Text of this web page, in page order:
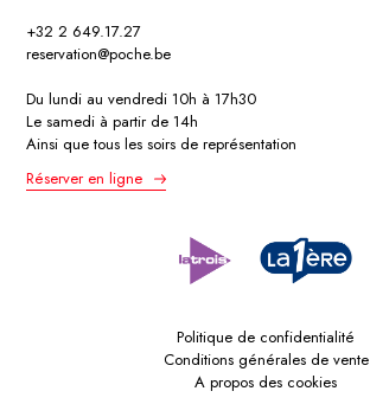
+32 2 649.17.27
reservation@poche.be
Du lundi au vendredi 10h à 17h30
Le samedi à partir de 14h
Ainsi que tous les soirs de représentation
Réserver en ligne
Politique de confidentialité
Conditions générales de vente
A propos des cookies